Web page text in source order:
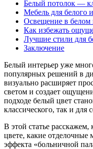
Белый потолок —
Мебель для белого
Освещение в белом
Как избежать
Лучшие стили для
Заключение
Белый интерьер уже
популярных решений в
визуально расширяет
светом и создает
подходе белый цвет
классического, так и для
В этой статье
цвете, какие отделочные
эффекта «больничной